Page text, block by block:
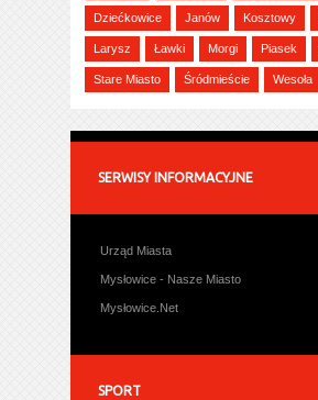
Dziećkowice Janów Kosztowy
Larysz Ławki Morgi Piasek
Stare Miasto Śródmieście Wesoła
SERWISY INFORMACYJNE
Urząd Miasta
Mysłowice - Nasze Miasto
Mysłowice.Net
SPORT